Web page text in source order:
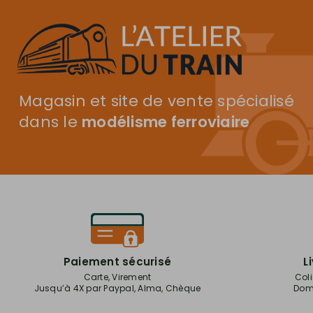
Magasin et site de vente spécialisé
dans le modélisme ferroviaire
Paiement sécurisé
Carte, Virement
Jusqu’à 4X par Paypal, Alma, Chèque